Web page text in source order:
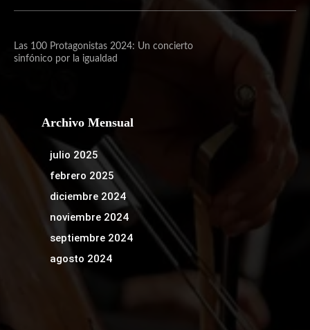
Las 100 Protagonistas 2024: Un concierto
sinfónico por la igualdad
Archivo Mensual
julio 2025
febrero 2025
diciembre 2024
noviembre 2024
septiembre 2024
agosto 2024